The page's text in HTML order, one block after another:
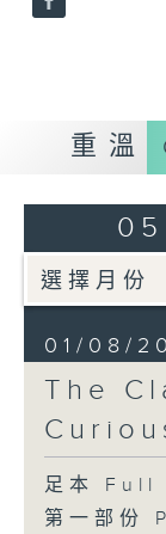
重溫
01/08/
The
足本 Full
第一部份